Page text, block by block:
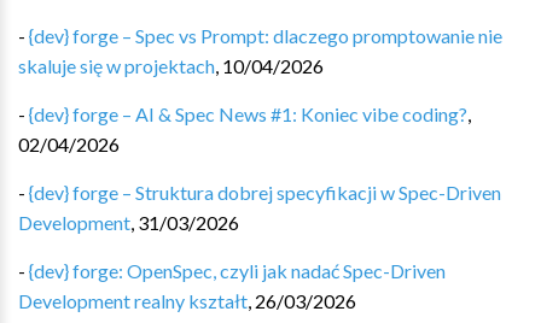
- {dev} forge – Spec vs Prompt: dlaczego promptowanie nie
skaluje się w projektach, 10/04/2026
- {dev} forge – AI & Spec News #1: Koniec vibe coding?,
02/04/2026
- {dev} forge – Struktura dobrej specyfikacji w Spec-Driven
Development, 31/03/2026
- {dev} forge: OpenSpec, czyli jak nadać Spec-Driven
Development realny kształt, 26/03/2026